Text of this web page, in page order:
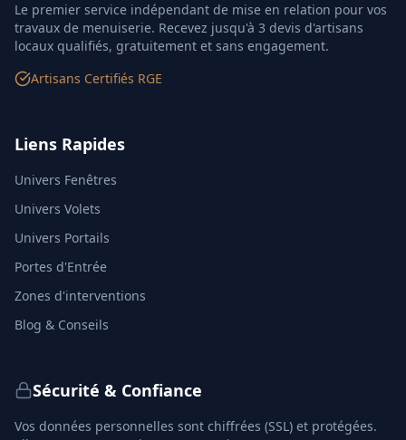
Le premier service indépendant de mise en relation pour vos
travaux de menuiserie. Recevez jusqu'à 3 devis d'artisans
locaux qualifiés, gratuitement et sans engagement.
Artisans Certifiés RGE
Liens Rapides
Univers Fenêtres
Univers Volets
Univers Portails
Portes d'Entrée
Zones d'interventions
Blog & Conseils
Sécurité & Confiance
Vos données personnelles sont chiffrées (SSL) et protégées.